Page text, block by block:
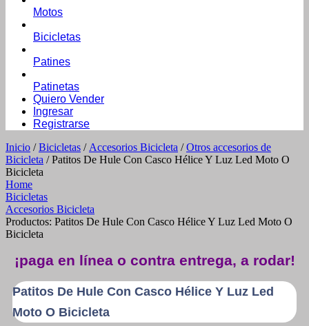
Motos
Bicicletas
Patines
Patinetas
Quiero Vender
Ingresar
Registrarse
Inicio /Bicicletas / Accesorios Bicicleta /Otros accesorios de
Bicicleta / Patitos De Hule Con Casco Hélice Y Luz Led Moto O
Bicicleta
Home
Bicicletas
Accesorios Bicicleta
Productos: Patitos De Hule Con Casco Hélice Y Luz Led Moto O
Bicicleta
¡paga en línea o contra entrega, a rodar!
Patitos De Hule Con Casco Hélice Y Luz Led
Moto O Bicicleta